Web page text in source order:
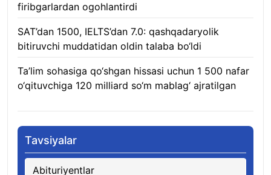
firibgarlardan ogohlantirdi
SAT’dan 1500, IELTS’dan 7.0: qashqadaryolik
bitiruvchi muddatidan oldin talaba bo‘ldi
Ta’lim sohasiga qo‘shgan hissasi uchun 1 500 nafar
o‘qituvchiga 120 milliard so‘m mablag‘ ajratilgan
Tavsiyalar
Abituriyentlar